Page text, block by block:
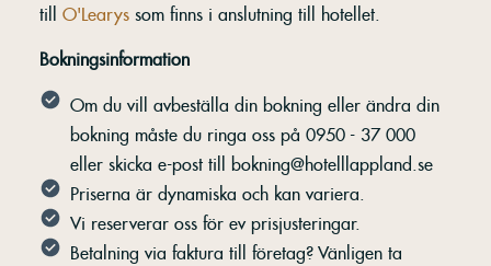
till O'Learyssom finns i anslutning till hotellet.
Bokningsinformation
Om du vill avbeställa din bokning eller ändra din
bokning måste du ringa oss på 0950 - 37 000
eller skicka e-post till bokning@hotelllappland.se
Priserna är dynamiska och kan variera.
Vi reserverar oss för ev prisjusteringar.
Betalning via faktura till företag? Vänligen ta